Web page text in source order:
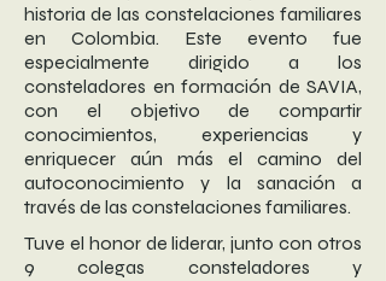
historia de las constelaciones familiares
en Colombia. Este evento fue
especialmente dirigido a los
consteladores en formación de SAVIA,
con el objetivo de compartir
conocimientos, experiencias y
enriquecer aún más el camino del
autoconocimiento y la sanación a
través de las constelaciones familiares.
Tuve el honor de liderar, junto con otros
9 colegas consteladores y